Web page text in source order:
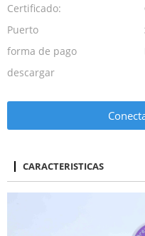
Certificado:
Puerto
forma de pago
descargar
CARACTERISTICAS